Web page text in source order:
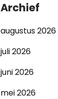
Archief
augustus 2026
juli 2026
juni 2026
mei 2026